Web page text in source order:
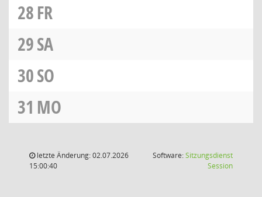
28FR
29SA
30SO
31 MO
letzte Änderung: 02.07.2026
15:00:40
Software:Sitzungsdienst
Session(Wird in